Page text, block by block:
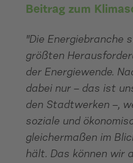
Beitrag zum
"Die Energiebranche
größten
der Energiewende.
dabei nur – das ist
den Stadtwerken –,
soziale und
gleichermaßen im
hält. Das können wir